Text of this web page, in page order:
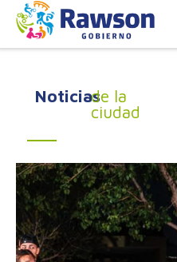
Noticiasde la
ciudad